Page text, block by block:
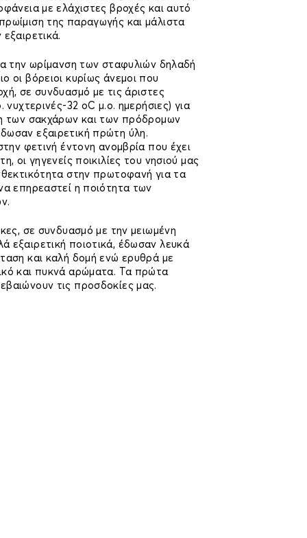
με ελάχιστες βροχές και αυτό
της παραγωγής και μάλιστα
την ωρίμανση των σταφυλιών δηλαδή
οι βόρειοι κυρίως άνεμοι που
σε συνδυασμό με τις άριστες
νυχτερινές-32 οC μ.ο. ημερήσιες) για
των σακχάρων και των πρόδρομων
εξαιρετική πρώτη ύλη.
φετινή έντονη ανομβρία που έχει
οι γηγενείς ποικιλίες του νησιού μας
στην πρωτοφανή για τα
επηρεαστεί η ποιότητα των
σε συνδυασμό με την μειωμένη
εξαιρετική ποιοτικά, έδωσαν λευκά
και καλή δομή ενώ ερυθρά με
και πυκνά αρώματα. Τα πρώτα
τις προσδοκίες μας.